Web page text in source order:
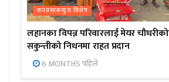
जनप्रभाबन्युज विशेष
लहानका विपन्न परिवारलाई मेयर
सकुन्तीको निधनमा राहत प्रदान
6 MONTHS पहिले